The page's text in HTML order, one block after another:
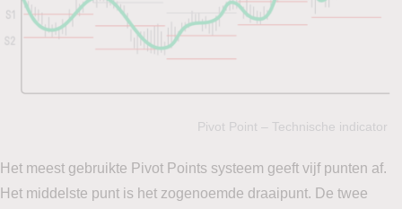
Pivot Point – Technische indicator
Het meest gebruikte Pivot Points systeem geeft vijf punten af.
Het middelste punt is het zogenoemde draaipunt. De twee